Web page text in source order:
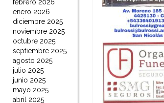
febrero 2026
enero 2026
diciembre 2025
noviembre 2025
octubre 2025
septiembre 2025
agosto 2025
julio 2025
junio 2025
mayo 2025
abril 2025